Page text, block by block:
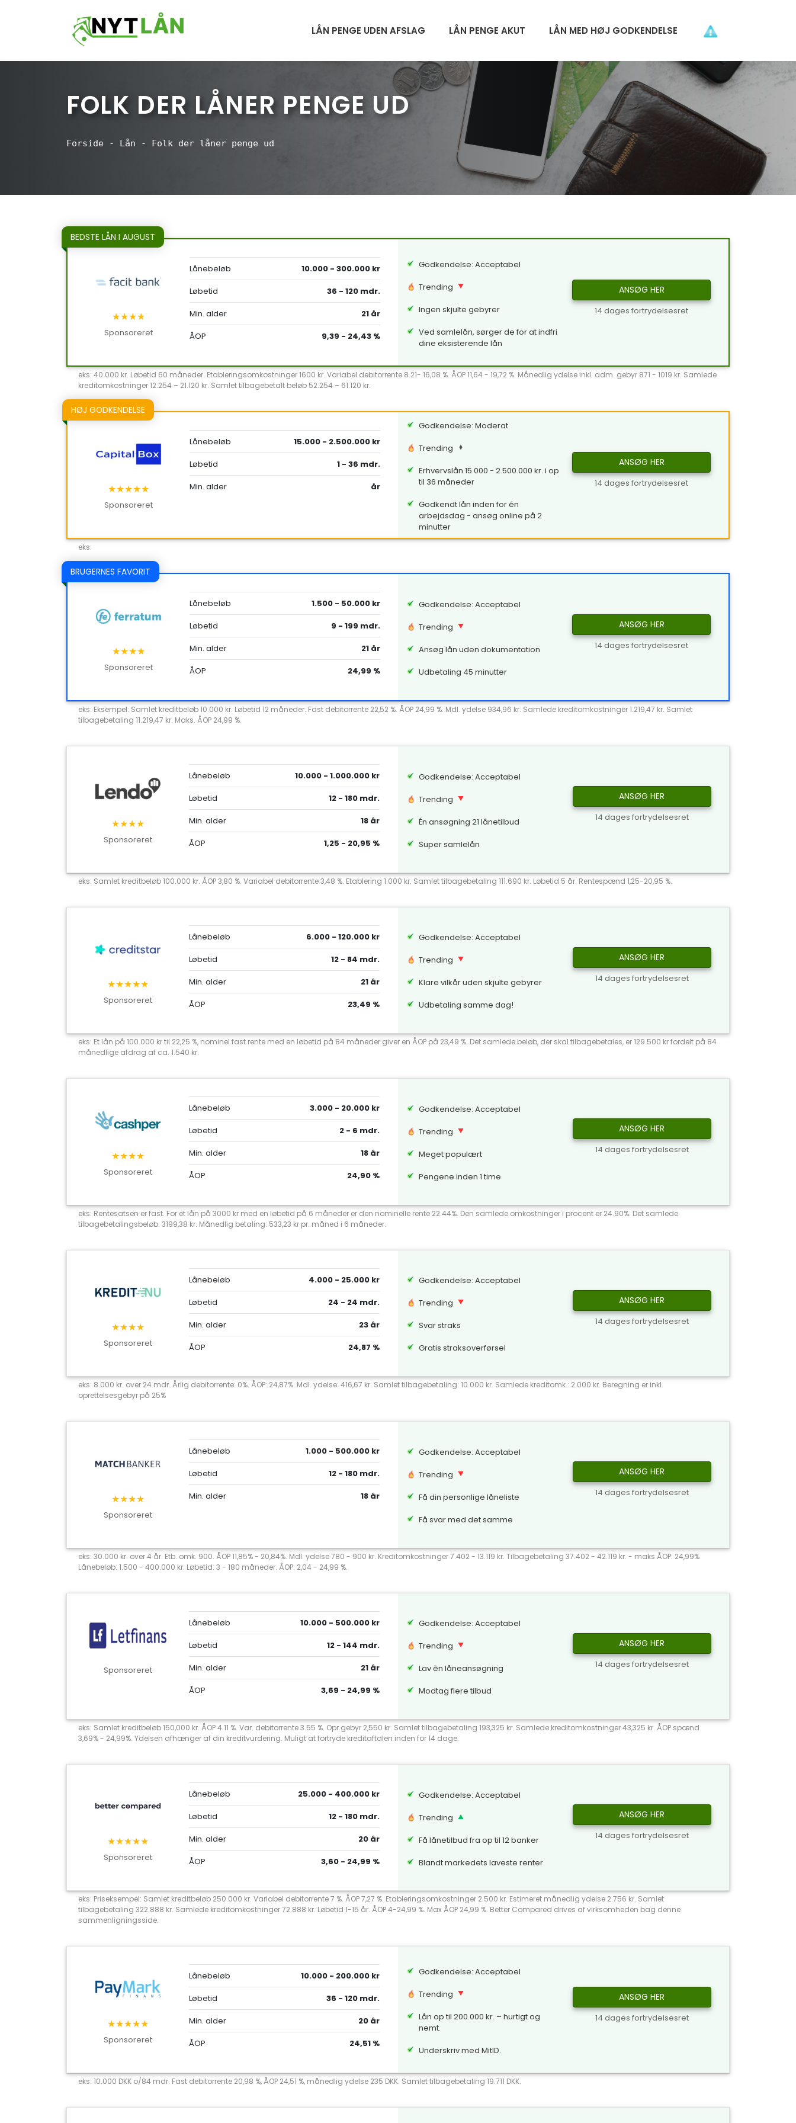
LÅN PENGE UDEN AFSLAG LÅN PENGE AKUT LÅN MED HØJ GODKENDELSE
FOLK DER LÅNER PENGE UD
Forside - Lån - Folk der låner penge ud
BEDSTE LÅN I AUGUST
★★★★
Sponsoreret
Lånebeløb
10.000 - 300.000 kr
Løbetid
36 - 120 mdr.
Min. alder
21 år
ÅOP
9,39 - 24,43 %
Godkendelse: Acceptabel
Trending
Ingen skjulte gebyrer
Ved samlelån, sørger de for at indfri
dine eksisterende lån
ANSØG HER
14 dages fortrydelsesret
eks: 40.000 kr. Løbetid 60 måneder. Etableringsomkostninger 1600 kr. Variabel debitorrente 8.21- 16,08 %. ÅOP 11,64 - 19,72 %. Månedlig ydelse inkl. adm. gebyr 871 - 1019 kr. Samlede
kreditomkostninger 12.254 – 21.120 kr. Samlet tilbagebetalt beløb 52.254 – 61.120 kr.
HØJ GODKENDELSE
★★★★★
Sponsoreret
Lånebeløb
15.000 - 2.500.000 kr
Løbetid
1 - 36 mdr.
Min. alder
år
Godkendelse: Moderat
Trending
Erhvervslån 15.000 - 2.500.000 kr. i op
til 36 måneder
Godkendt lån inden for én
arbejdsdag - ansøg online på 2
minutter
ANSØG HER
14 dages fortrydelsesret
eks:
BRUGERNES FAVORIT
★★★★
Sponsoreret
Lånebeløb
1.500 - 50.000 kr
Løbetid
9 - 199 mdr.
Min. alder
21 år
ÅOP
24,99 %
Godkendelse: Acceptabel
Trending
Ansøg lån uden dokumentation
Udbetaling 45 minutter
ANSØG HER
14 dages fortrydelsesret
eks: Eksempel: Samlet kreditbeløb 10.000 kr. Løbetid 12 måneder. Fast debitorrente 22,52 %. ÅOP 24,99 %. Mdl. ydelse 934,96 kr. Samlede kreditomkostninger 1.219,47 kr. Samlet
tilbagebetaling 11.219,47 kr. Maks. ÅOP 24,99 %.
★★★★
Sponsoreret
Lånebeløb
10.000 - 1.000.000 kr
Løbetid
12 - 180 mdr.
Min. alder
18 år
ÅOP
1,25 - 20,95 %
Godkendelse: Acceptabel
Trending
Én ansøgning 21 lånetilbud
Super samlelån
ANSØG HER
14 dages fortrydelsesret
eks: Samlet kreditbeløb 100.000 kr. ÅOP 3,80 %. Variabel debitorrente 3,48 %. Etablering 1.000 kr. Samlet tilbagebetaling 111.690 kr. Løbetid 5 år. Rentespænd 1,25-20,95 %.
★★★★★
Sponsoreret
Lånebeløb
6.000 - 120.000 kr
Løbetid
12 - 84 mdr.
Min. alder
21 år
ÅOP
23,49 %
Godkendelse: Acceptabel
Trending
Klare vilkår uden skjulte gebyrer
Udbetaling samme dag!
ANSØG HER
14 dages fortrydelsesret
eks: Et lån på 100.000 kr til 22,25 %, nominel fast rente med en løbetid på 84 måneder giver en ÅOP på 23,49 %. Det samlede beløb, der skal tilbagebetales, er 129.500 kr fordelt på 84
månedlige afdrag af ca. 1.540 kr.
★★★★
Sponsoreret
Lånebeløb
3.000 - 20.000 kr
Løbetid
2 - 6 mdr.
Min. alder
18 år
ÅOP
24,90 %
Godkendelse: Acceptabel
Trending
Meget populært
Pengene inden 1 time
ANSØG HER
14 dages fortrydelsesret
eks: Rentesatsen er fast. For et lån på 3000 kr med en løbetid på 6 måneder er den nominelle rente 22.44%. Den samlede omkostninger i procent er 24.90%. Det samlede
tilbagebetalingsbeløb: 3199,38 kr. Månedlig betaling: 533,23 kr pr. måned i 6 måneder.
★★★★
Sponsoreret
Lånebeløb
4.000 - 25.000 kr
Løbetid
24 - 24 mdr.
Min. alder
23 år
ÅOP
24,87 %
Godkendelse: Acceptabel
Trending
Svar straks
Gratis straksoverførsel
ANSØG HER
14 dages fortrydelsesret
eks: 8.000 kr. over 24 mdr. Årlig debitorrente: 0%. ÅOP: 24,87%. Mdl. ydelse: 416,67 kr. Samlet tilbagebetaling: 10.000 kr. Samlede kreditomk.: 2.000 kr. Beregning er inkl.
oprettelsesgebyr på 25%
★★★★
Sponsoreret
Lånebeløb
1.000 - 500.000 kr
Løbetid
12 - 180 mdr.
Min. alder
18 år
Godkendelse: Acceptabel
Trending
Få din personlige låneliste
Få svar med det samme
ANSØG HER
14 dages fortrydelsesret
eks: 30.000 kr. over 4 år. Etb. omk. 900. ÅOP 11,85% - 20,84%. Mdl. ydelse 780 - 900 kr. Kreditomkostninger 7.402 - 13.119 kr. Tilbagebetaling 37.402 - 42.119 kr. - maks ÅOP: 24,99%
Lånebeløb: 1.500 - 400.000 kr. Løbetid: 3 - 180 måneder. ÅOP: 2,04 - 24,99 %.
Sponsoreret
Lånebeløb
10.000 - 500.000 kr
Løbetid
12 - 144 mdr.
Min. alder
21 år
ÅOP
3,69 - 24,99 %
Godkendelse: Acceptabel
Trending
Lav èn låneansøgning
Modtag flere tilbud
ANSØG HER
14 dages fortrydelsesret
eks: Samlet kreditbeløb 150,000 kr. ÅOP 4.11 %. Var. debitorrente 3.55 %. Opr.gebyr 2,550 kr. Samlet tilbagebetaling 193,325 kr. Samlede kreditomkostninger 43,325 kr. ÅOP spænd
3,69% - 24,99%. Ydelsen afhænger af din kreditvurdering. Muligt at fortryde kreditaftalen inden for 14 dage.
★★★★★
Sponsoreret
Lånebeløb
25.000 - 400.000 kr
Løbetid
12 - 180 mdr.
Min. alder
20 år
ÅOP
3,60 - 24,99 %
Godkendelse: Acceptabel
Trending
Få lånetilbud fra op til 12 banker
Blandt markedets laveste renter
ANSØG HER
14 dages fortrydelsesret
eks: Priseksempel: Samlet kreditbeløb 250.000 kr. Variabel debitorrente 7 %. ÅOP 7,27 %. Etableringsomkostninger 2.500 kr. Estimeret månedlig ydelse 2.756 kr. Samlet
tilbagebetaling 322.888 kr. Samlede kreditomkostninger 72.888 kr. Løbetid 1-15 år. ÅOP 4-24,99 %. Max ÅOP 24,99 %. Better Compared drives af virksomheden bag denne
sammenligningsside.
★★★★★
Sponsoreret
Lånebeløb
10.000 - 200.000 kr
Løbetid
36 - 120 mdr.
Min. alder
20 år
ÅOP
24,51 %
Godkendelse: Acceptabel
Trending
Lån op til 200.000 kr. – hurtigt og
nemt.
Underskriv med MitID.
ANSØG HER
14 dages fortrydelsesret
eks: 10.000 DKK o/84 mdr. Fast debitorrente 20,98 %, ÅOP 24,51 %, månedlig ydelse 235 DKK. Samlet tilbagebetaling 19.711 DKK.